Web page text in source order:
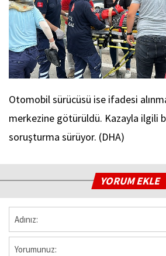
Otomobil sürücüsü ise ifadesi
merkezine götürüldü. Kazayla ilgili
soruşturma sürüyor. (DHA)
YORUM EKLE